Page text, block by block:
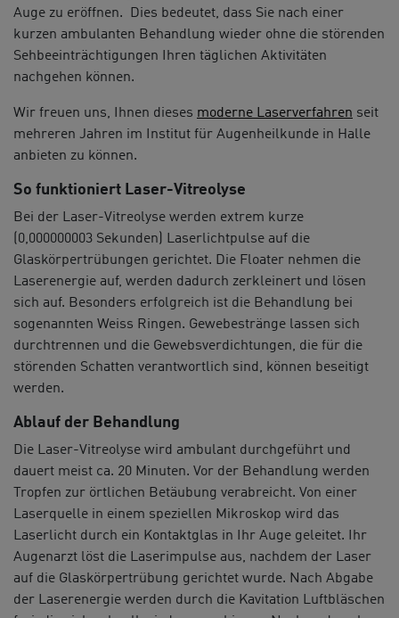
Auge zu eröffnen. Dies bedeutet, dass Sie nach einer
kurzen ambulanten Behandlung wieder ohne die störenden
Sehbeeinträchtigungen Ihren täglichen Aktivitäten
nachgehen können.
Wir freuen uns, Ihnen dieses moderne Laserverfahren seit
mehreren Jahren im Institut für Augenheilkunde in Halle
anbieten zu können.
So funktioniert Laser-Vitreolyse
Bei der Laser-Vitreolyse werden extrem kurze
(0,000000003 Sekunden) Laserlichtpulse auf die
Glaskörpertrübungen gerichtet. Die Floater nehmen die
Laserenergie auf, werden dadurch zerkleinert und lösen
sich auf. Besonders erfolgreich ist die Behandlung bei
sogenannten Weiss Ringen. Gewebestränge lassen sich
durchtrennen und die Gewebsverdichtungen, die für die
störenden Schatten verantwortlich sind, können beseitigt
werden.
Ablauf der Behandlung
Die Laser-Vitreolyse wird ambulant durchgeführt und
dauert meist ca. 20 Minuten. Vor der Behandlung werden
Tropfen zur örtlichen Betäubung verabreicht. Von einer
Laserquelle in einem speziellen Mikroskop wird das
Laserlicht durch ein Kontaktglas in Ihr Auge geleitet. Ihr
Augenarzt löst die Laserimpulse aus, nachdem der Laser
auf die Glaskörpertrübung gerichtet wurde. Nach Abgabe
der Laserenergie werden durch die Kavitation Luftbläschen